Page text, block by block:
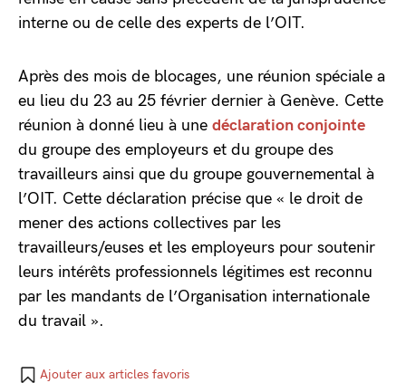
interne ou de celle des experts de l’OIT.
Après des mois de blocages, une réunion spéciale a
eu lieu du 23 au 25 février dernier à Genève. Cette
réunion à donné lieu à une déclaration conjointe
du groupe des employeurs et du groupe des
travailleurs ainsi que du groupe gouvernemental à
l’OIT. Cette déclaration précise que « le droit de
mener des actions collectives par les
travailleurs/euses et les employeurs pour soutenir
leurs intérêts professionnels légitimes est reconnu
par les mandants de l’Organisation internationale
du travail ».
Ajouter aux articles favoris